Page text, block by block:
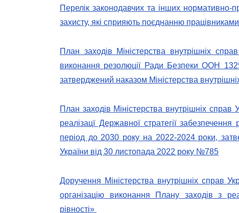
Перелік законодавчих та інших нормативно-
захисту, які сприяють поєднанню
План заходів Міністерства внутрішніх
виконання резолюції Ради Безпеки ООН
затверджений наказом Міністерства
План заходів Міністерства внутрішніх
реалізацї Державної стратегії
період до 2030 року на 2022-2024 роки,
України від 30 листопада 2022 року №785
Доручення Міністерства внутрішніх справ
організацію виконання Плану заходів з
рівності»